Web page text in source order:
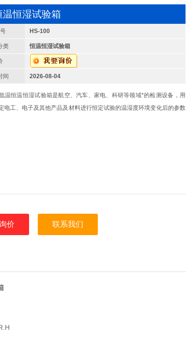
温恒湿试验箱
HS-100
类 恒温恒湿试验箱
间 2026-08-04
温恒温恒湿试验箱是航空、汽车、家电、科研等领域*的检测设备，用
电工、电子及其他产品及材料进行恒定试验的温湿度环境变化后的参数
价 联系我们